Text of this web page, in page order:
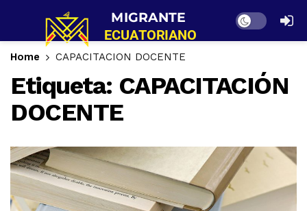
Dark mode
Home CAPACITACIÓN DOCENTE
Etiqueta: CAPACITACIÓN
DOCENTE